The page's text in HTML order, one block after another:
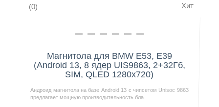
(0) Хит
Нашли дешевле?
Магнитола для BMW E53, E39
(Android 13, 8 ядер UIS9863, 2+32Гб,
SIM, QLED 1280x720)
Андроид магнитола на базе Android 13 с чипсетом Unisoc 9863
предлагает мощную производительность бла..